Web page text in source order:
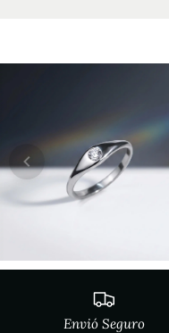
Envió Seguro